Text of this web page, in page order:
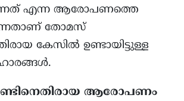
എന്ന ആരോപണത്തെ
തോമസ്
കേസിൽ ഉണ്ടായിട്ടുള്ള
ആരോപണം